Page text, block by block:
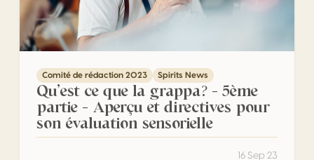
Comité de rédaction 2023 Spirits News
Qu’est ce que la grappa? – 5ème
partie – Aperçu et directives pour
son évaluation sensorielle
16 Sep 23